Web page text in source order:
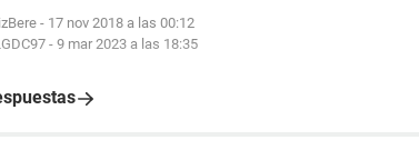
- 17 nov 2018 a las 00:12
- 9 mar 2023 a las 18:35